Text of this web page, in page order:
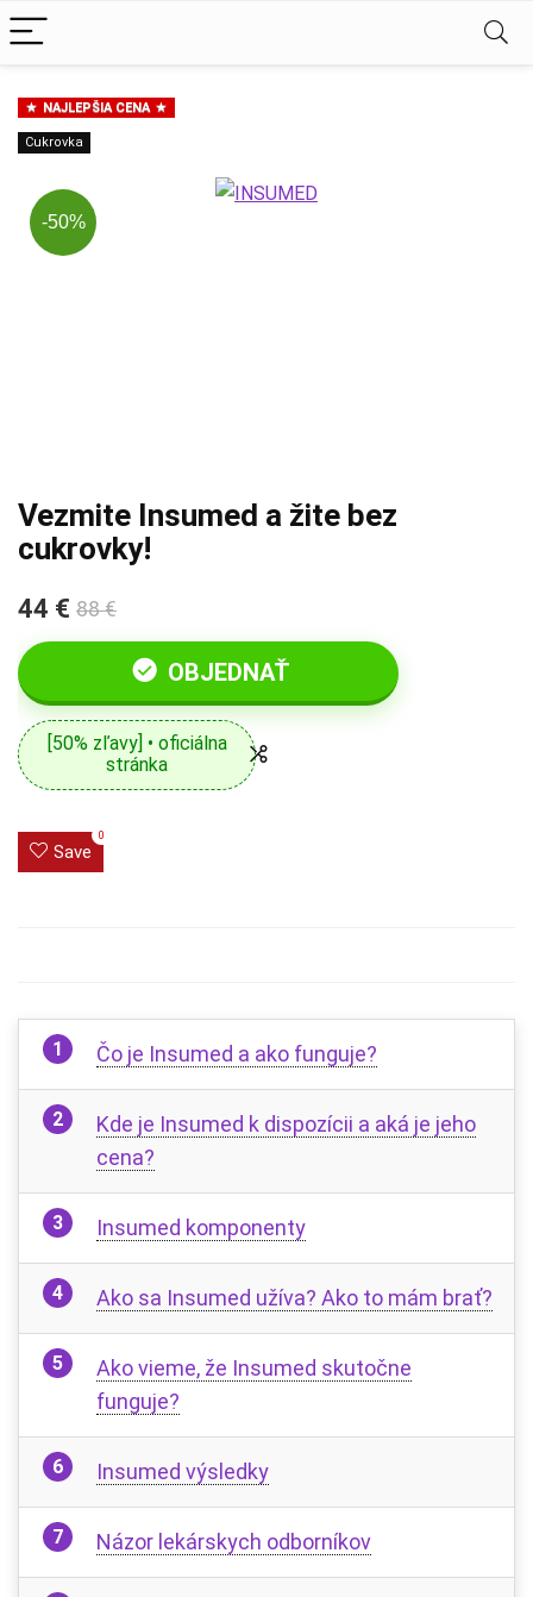
NAJLEPŠIA CENA
Cukrovka
-50%
Vezmite Insumed a žite bez
cukrovky!
44 € 88 €
OBJEDNAŤ
[50% zľavy] • oficiálna
stránka
Save
0
Čo je Insumed a ako funguje?
Kde je Insumed k dispozícii a aká je jeho
cena?
Insumed komponenty
Ako sa Insumed užíva? Ako to mám brať?
Ako vieme, že Insumed skutočne
funguje?
Insumed výsledky
Názor lekárskych odborníkov